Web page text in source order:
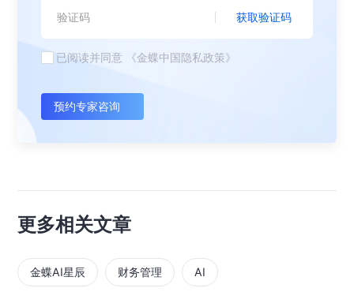
获取验证码
已阅读并同意 《金蝶中国隐私政策》
预约专家咨询
更多相关文章
金蝶AI星辰 财务管理 AI